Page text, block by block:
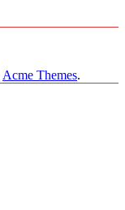
Acme Themes.